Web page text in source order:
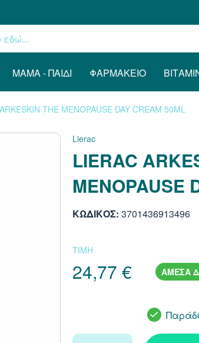
ΜΑΜΆ - ΠΑΙΔΊ ΦΑΡΜΑΚΕΊΟ
THE MENOPAUSE DAY CREAM 50ML
Lierac
LIERAC
MENOPAUSE
ΚΩΔΙΚΟΣ: 3701436913496
ΤΙΜΗ
24,77 € ΑΜΕΣΑ